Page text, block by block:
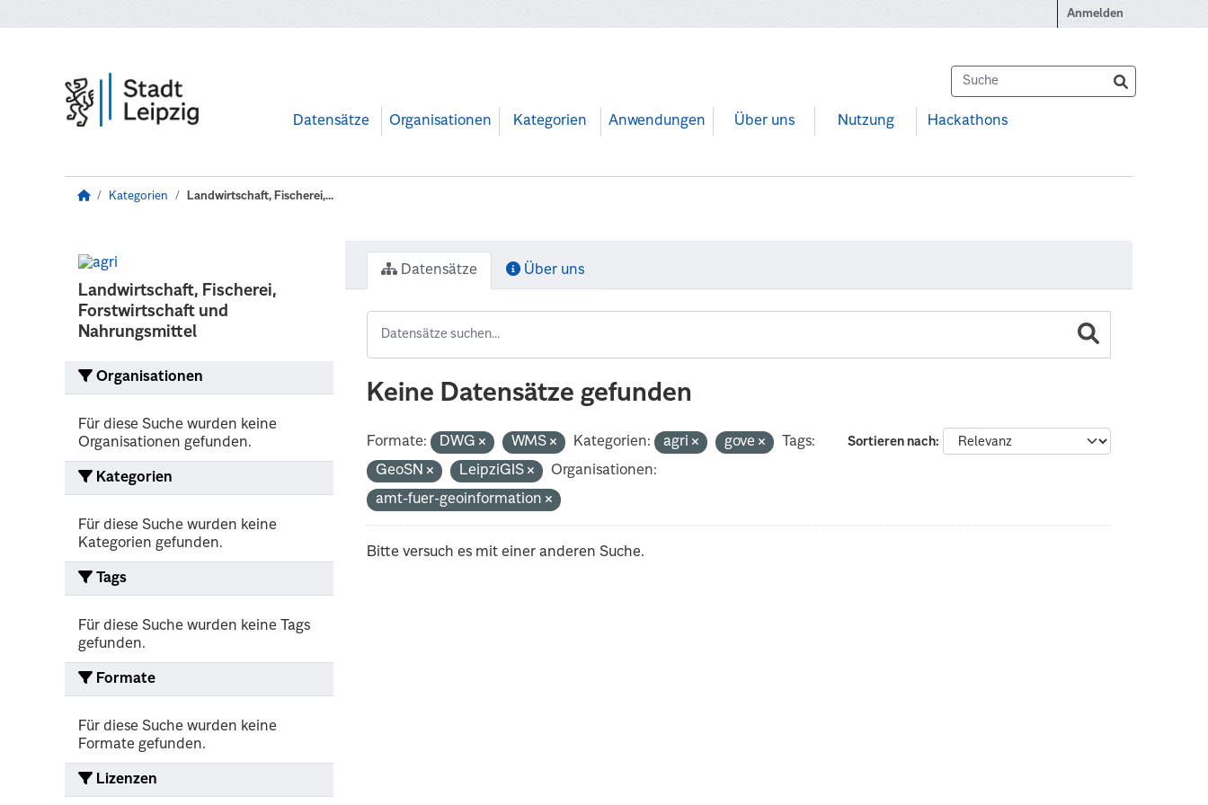
Anmelden
Datensätze Organisationen Kategorien Anwendungen Über uns Nutzung Hackathons
Kategorien Landwirtschaft, Fischerei,...
Landwirtschaft, Fischerei,
Forstwirtschaft und
Nahrungsmittel
Organisationen
Für diese Suche wurden keine
Organisationen gefunden.
Kategorien
Für diese Suche wurden keine
Kategorien gefunden.
Tags
Für diese Suche wurden keine Tags
gefunden.
Formate
Für diese Suche wurden keine
Formate gefunden.
Lizenzen
Datensätze Über uns
Keine Datensätze gefunden
Sortieren nach
Formate: DWG WMS Kategorien: agri gove
Tags:
GeoSN
LeipziGIS
Organisationen:
amt-fuer-geoinformation
Bitte versuch es mit einer anderen Suche.